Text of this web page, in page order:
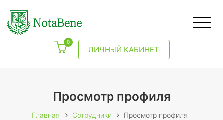
0
ЛИЧНЫЙ КАБИНЕТ
Просмотр профиля
Главная Сотрудники Просмотр профиля